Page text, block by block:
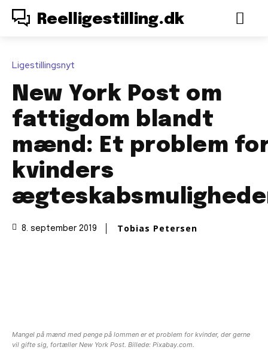
Reelligestilling.dk
Ligestillingsnyt
New York Post om
fattigdom blandt
mænd: Et problem
kvinders
8. september 2019 Tobias Petersen
Mangel på mænd med penge på lommen er et problem for kvinder, der gerne
vil gifte sig, fortæller New York Post. Billede: Pixabay.com.